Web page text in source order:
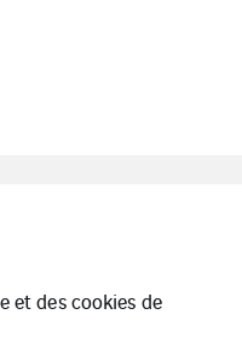
et des cookies de